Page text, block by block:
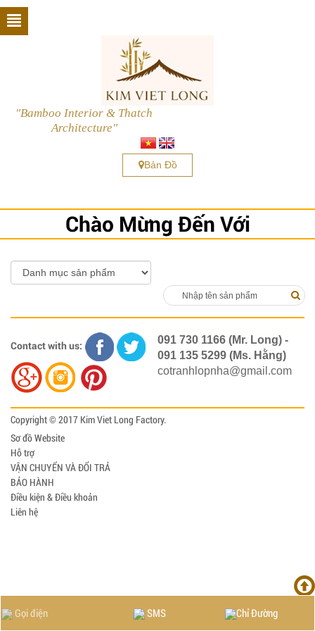
"Bamboo Interior & Thatch
Architecture"
Bản Đồ
Chào Mừng Đến Với
Contact with us:
091 730 1166 (Mr. Long) -
091 135 5299 (Ms. Hằng)
cotranhlopnha@gmail.com
Copyright © 2017 Kim Viet Long Factory.
Sơ đồ Website
Hỗ trợ
VẬN CHUYỂN VÀ ĐỔI TRẢ
BẢO HÀNH
Điều kiện & Điều khoản
Liên hệ
Gọi điện SMS Chỉ Đường